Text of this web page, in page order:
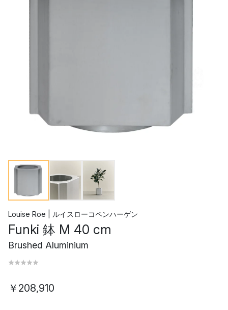
Louise Roe | ルイスローコペンハーゲン
Funki 鉢 M 40 cm
Brushed Aluminium
￥208,910